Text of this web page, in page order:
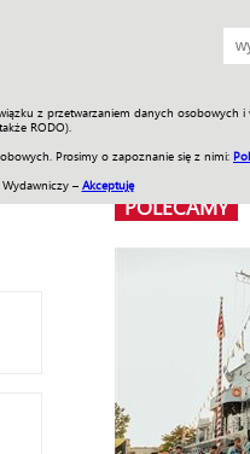
z przetwarzaniem danych osobowych
RODO).
Prosimy o zapoznanie się z nimi:
– Akceptuję
ENGLISH SKLEP
POLECAMY